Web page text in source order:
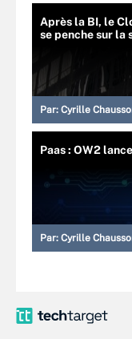
Après la BI, le
se penche sur la
Par: Cyrille
Paas : OW2
Par: Cyrille